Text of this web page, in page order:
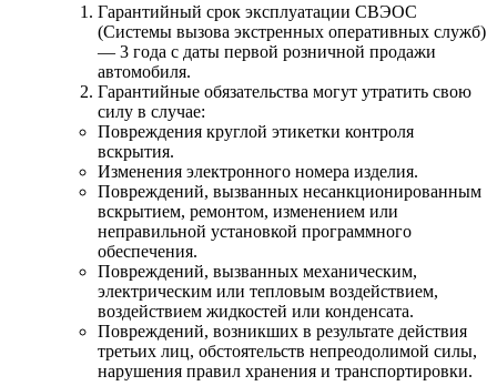
Гарантийный срок эксплуатации СВЭОС
(Системы вызова экстренных оперативных служб)
— 3 года с даты первой розничной продажи
автомобиля.
Гарантийные обязательства могут утратить свою
силу в случае:
Повреждения круглой этикетки контроля
вскрытия.
Изменения электронного номера изделия.
Повреждений, вызванных несанкционированным
вскрытием, ремонтом, изменением или
неправильной установкой программного
обеспечения.
Повреждений, вызванных механическим,
электрическим или тепловым воздействием,
воздействием жидкостей или конденсата.
Повреждений, возникших в результате действия
третьих лиц, обстоятельств непреодолимой силы,
нарушения правил хранения и транспортировки.